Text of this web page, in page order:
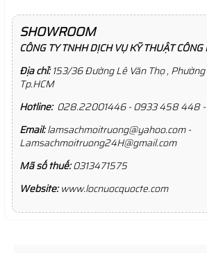
SHOWROOM
CÔNG TY TNHH DỊCH VỤ KỸ THUẬT CÔNG
Địa chỉ: 153/36 Đường Lê Văn Thọ ,
Tp.HCM
Hotline: 028.22001446 - 0933 458 448
Email:lamsachmoitruong@yahoo.com -
Lamsachmoitruong24H@gmail.com
Mã số thuế:0313471575
Website: www.locnuocquocte.com